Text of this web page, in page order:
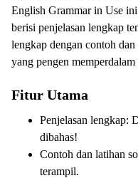
English Grammar in Use
berisi penjelasan lengkap
lengkap dengan contoh
yang pengen
Fitur Utama
Penjelasan lengkap:
dibahas!
Contoh dan latihan
terampil.